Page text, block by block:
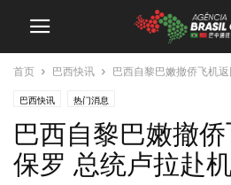
首页 巴西快讯 巴西自黎巴嫩撤侨飞机
巴西快讯 热门消息
巴西自黎巴嫩撤
保罗 总统卢拉赴